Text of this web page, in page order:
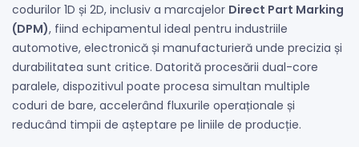
codurilor 1D și 2D, inclusiv a marcajelor Direct Part Marking
(DPM), fiind echipamentul ideal pentru industriile
automotive, electronică și manufacturieră unde precizia și
durabilitatea sunt critice. Datorită procesării dual-core
paralele, dispozitivul poate procesa simultan multiple
coduri de bare, accelerând fluxurile operaționale și
reducând timpii de așteptare pe liniile de producție.